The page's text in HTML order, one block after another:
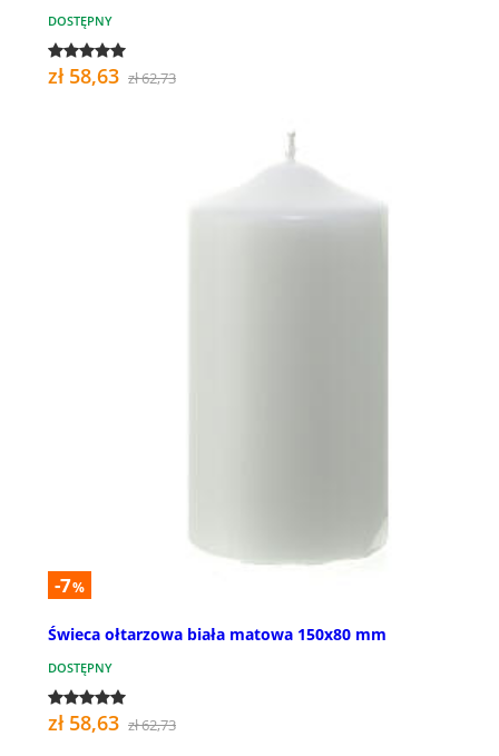
DOSTĘPNY
zł 58,63 zł 62,73
-7%
Świeca ołtarzowa biała matowa 150x80 mm
DOSTĘPNY
zł 58,63 zł 62,73